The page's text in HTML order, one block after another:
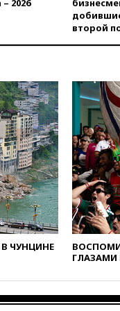
2026
второй
ЧУНЦИНЕ